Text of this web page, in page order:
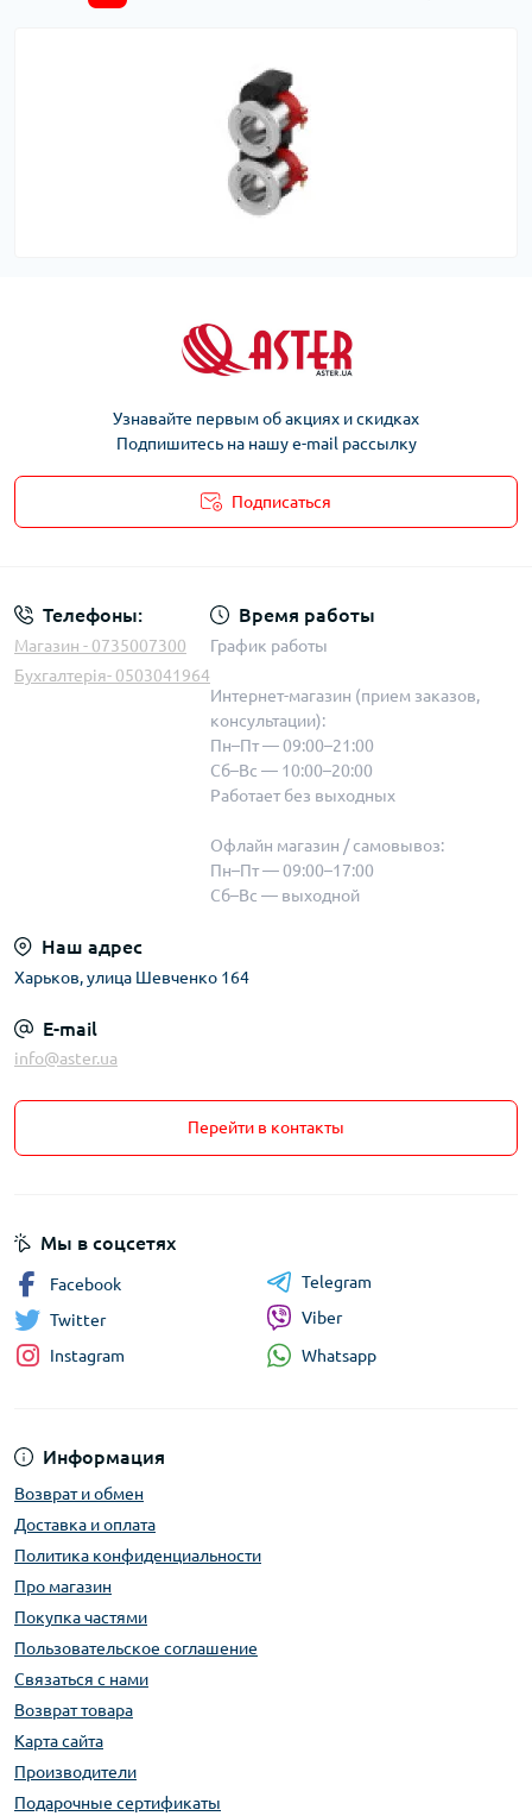
Узнавайте первым об акциях и скидках
Подпишитесь на нашу e-mail рассылку
Подписаться
Телефоны:
Магазин - 0735007300
Бухгалтерія- 0503041964
Время работы
График работы
Интернет-магазин (прием заказов,
консультации):
Пн–Пт — 09:00–21:00
Сб–Вс — 10:00–20:00
Работает без выходных
Офлайн магазин / самовывоз:
Пн–Пт — 09:00–17:00
Сб–Вс — выходной
Наш адрес
Харьков, улица Шевченко 164
E-mail
info@aster.ua
Перейти в контакты
Информация
Возврат и обмен
Доставка и оплата
Политика конфиденциальности
Про магазин
Покупка частями
Пользовательское соглашение
Связаться с нами
Возврат товара
Карта сайта
Производители
Подарочные сертификаты
Мы в соцсетях
Facebook
Twitter
Instagram
Telegram
Viber
Whatsapp